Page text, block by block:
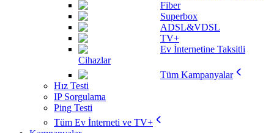
Fiber
Superbox
ADSL&VDSL
TV+
Ev İnternetine Taksitli
Cihazlar
Tüm Kampanyalar
Hız Testi
IP Sorgulama
Ping Testi
Tüm Ev İnterneti ve TV+